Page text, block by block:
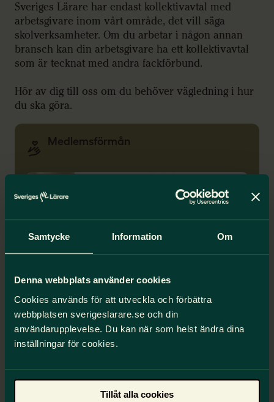
Samtycke Information Om
Denna webbplats använder cookies
Cookies används för att utveckla och förbättra
webbplatsen sverigeslarare.se och din
användarupplevelse. Du kan när som helst ändra dina
inställningar för cookies.
Tillåt alla cookies
Sveriges Lärare har endast kollektivavtal med
arbetsgivare inom vårt område, det vill säga
skolverksamheter. Om du arbetar i någon annan
bransch kan din arbetsgivare ha ett kollektivavtal
som är tecknat med andra fackförbund.
Hör av dig till oss om du behöver vägledning i hur
du ska göra.
Medlemsförmån
Vi finns här för dig!
En av dina medlemsförmåner är att du har
tillgång till experter som svarar på det mesta
som rör dina rättigheter på jobbet. Välkommen
att höra av dig!